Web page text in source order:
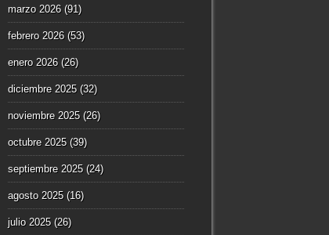
marzo 2026(91)
febrero 2026(53)
enero 2026(26)
diciembre 2025(32)
noviembre 2025(26)
octubre 2025(39)
septiembre 2025(24)
agosto 2025(16)
julio 2025(26)